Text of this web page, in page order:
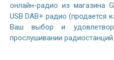
онлайн-радио из магазина
USB DAB+ радио (продается
Ваш выбор и
прослушивании радиостанций.